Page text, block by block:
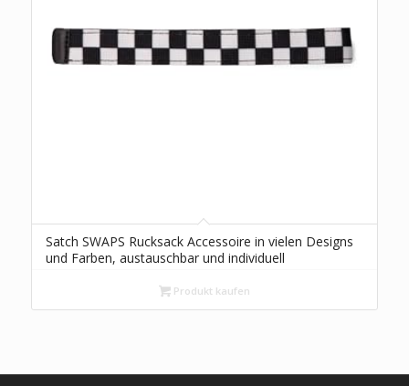
Satch SWAPS Rucksack Accessoire in vielen Designs
und Farben, austauschbar und individuell
Produkt kaufen